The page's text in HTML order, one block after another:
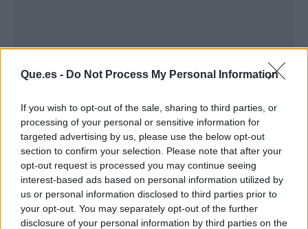
Que.es - Do Not Process My Personal Information
If you wish to opt-out of the sale, sharing to third parties, or
processing of your personal or sensitive information for
targeted advertising by us, please use the below opt-out
section to confirm your selection. Please note that after your
opt-out request is processed you may continue seeing
interest-based ads based on personal information utilized by
us or personal information disclosed to third parties prior to
your opt-out. You may separately opt-out of the further
disclosure of your personal information by third parties on the
Publicidad